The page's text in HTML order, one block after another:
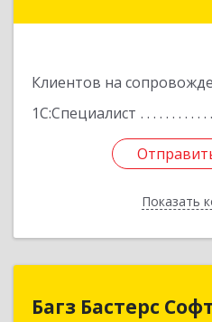
Клиентов на
1С:Специалист
Показать
Багз Бастерс